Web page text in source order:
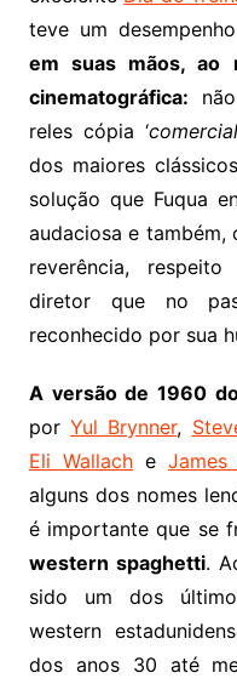
teve um
em suas mãos, ao
cinematográfica:
reles cópia ‘
dos maiores
solução que Fuqua
audaciosa e também,
reverência,
diretor que no
reconhecido por sua
A versão de 1960
porYul Brynner,
Eli Wallache James
alguns dos nomes
é importante que se
western spaghetti.
sido um dos
western
dos anos 30 até